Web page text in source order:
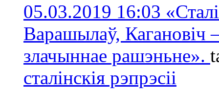
05.03.2019 16:03
Варашылаў, Кагановіч
злачыннае рашэньне».
сталінскія рэпрэсіі